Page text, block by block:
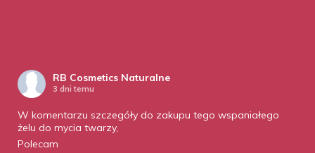
RB Cosmetics Naturalne
3 dni temu
W komentarzu szczegóły do zakupu tego wspaniałego
żelu do mycia twarzy,
Polecam